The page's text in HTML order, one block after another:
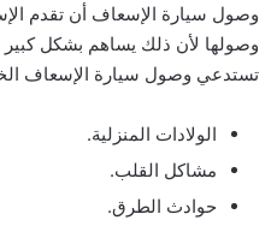
وصول سيارة الإسعاف أن تقدم
وصولها لأن ذلك يساهم بشكل كبير
تستدعي وصول سيارة الإسعاف
الولادات المنزلية.
مشاكل القلب.
حوادث الطرق.